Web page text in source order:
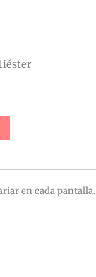
en cada pantalla.